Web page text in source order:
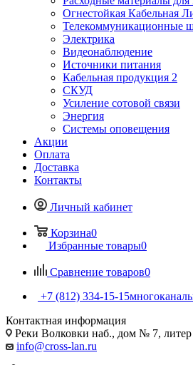
Огнестойкая Кабельная
Телекоммуникационные
Электрика
Видеонаблюдение
Источники питания
Кабельная продукция 2
СКУД
Усиление сотовой связи
Энергия
Системы оповещения
Акции
Оплата
Доставка
Контакты
Личный кабинет
Корзина0
Избранные товары0
Сравнение товаров0
+7 (812) 334-15-15
Контактная информация
Реки Волковки наб., дом № 7,
info@cross-lan.ru